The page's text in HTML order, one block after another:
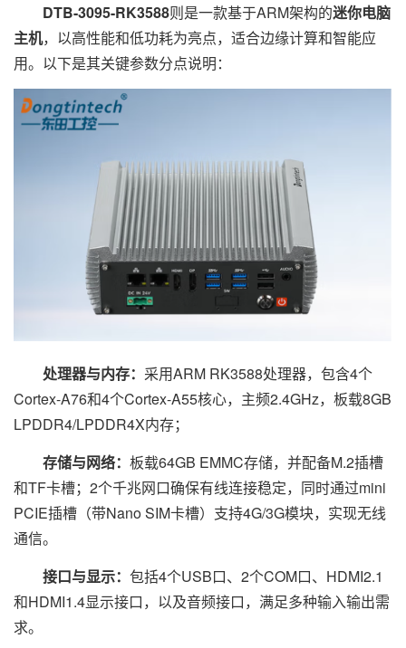
DTB-3095-RK3588则是一款基于ARM架构的迷你电脑
主机，以高性能和低功耗为亮点，适合边缘计算和智能应
用。以下是其关键参数分点说明：
处理器与内存： 采用ARM RK3588处理器，包含4个
Cortex-A76和4个Cortex-A55核心，主频2.4GHz，板载8GB
LPDDR4/LPDDR4X内存；
存储与网络： 板载64GB EMMC存储，并配备M.2插槽
和TF卡槽；2个千兆网口确保有线连接稳定，同时通过mini
PCIE插槽（带Nano SIM卡槽）支持4G/3G模块，实现无线
通信。
接口与显示： 包括4个USB口、2个COM口、HDMI2.1
和HDMI1.4显示接口，以及音频接口，满足多种输入输出需
求。